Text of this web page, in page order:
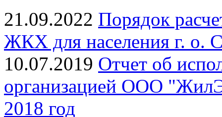
21.09.2022 Порядок
ЖКХ для населения г. о.
10.07.2019 Отчет об
организацией ООО
2018 год